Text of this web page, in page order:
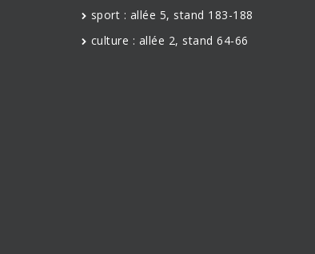
sport : allée 5, stand 183-188
culture : allée 2, stand 64-66